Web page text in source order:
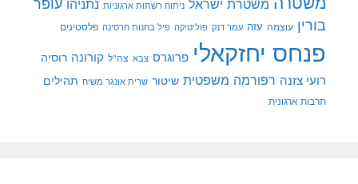
משטרת ישראל ניתוח רשתות ארגוניות נתניהו עופר
בורין עוצמה עזה עמר דנק פוליטיקה פיל בחנות חרסינה פלסטינים
פנחס יחזקאלי פרוגרס צבא צה"ל קורונה רוסיה
רועי צזנה רפורמה משפטית שיטור שרית אונגר משיח תהילים
תרבות ארגונית